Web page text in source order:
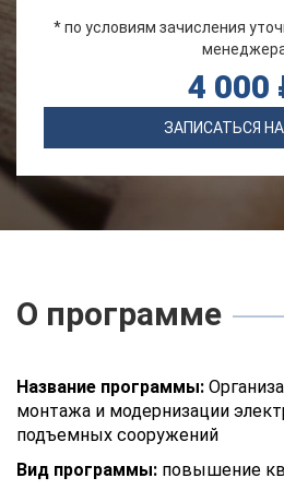
* по условиям зачисления
4 000
ЗАПИСАТЬСЯ
О программе
Название программы:
монтажа и модернизации
подъемных сооружений
Вид программы: повышение